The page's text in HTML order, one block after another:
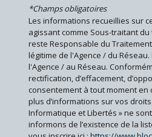
Bureau de poste
statistiques
Nombre d'habitants
Propriétaires (vs.
Taxe habitation
Taxe foncière
*Champs obligatoires
Les informations recueillies sur
agissant comme Sous-traitant
reste Responsable du
légitime de l'Agence / du
l'Agence / au Réseau.
rectification, d’effacement,
consentement à tout moment en
plus d’informations sur vos
Informatique et Libertés » ne
informons de l’existence de la